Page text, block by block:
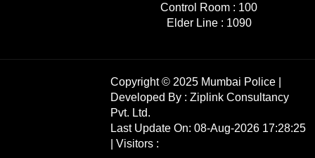
Control Room : 100
Elder Line : 1090
Copyright © 2025 Mumbai Police |
Developed By : Ziplink Consultancy
Pvt. Ltd.
Last Update On: 08-Aug-2026 17:28:25
| Visitors :